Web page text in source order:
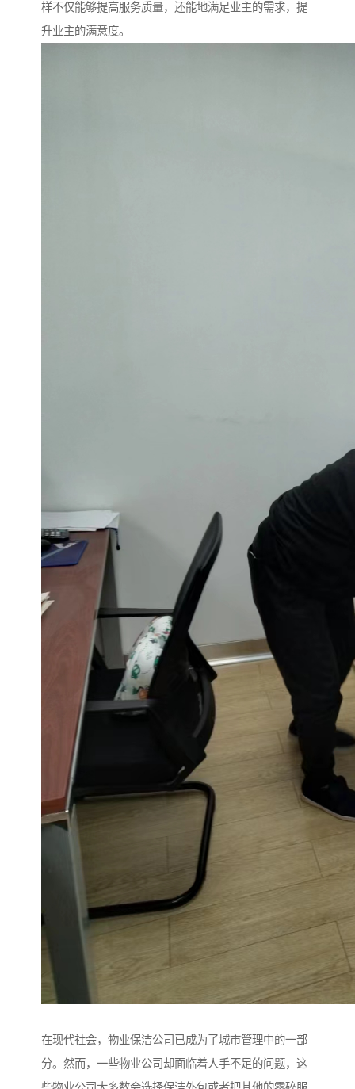
样不仅能够提高服务质量，还能地满足业主的需求，提
升业主的满意度。
在现代社会，物业保洁公司已成为了城市管理中的一部
分。然而，一些物业公司却面临着人手不足的问题，这